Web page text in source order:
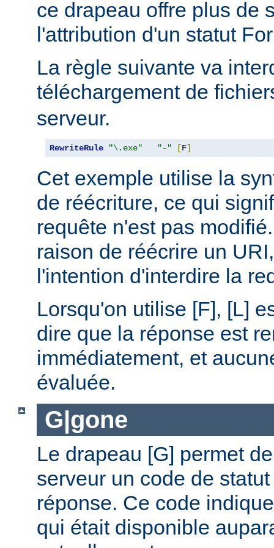
ce drapeau offre plus de
l'attribution d'un statut
La règle suivante va
téléchargement de
serveur.
RewriteRule "\.exe" "-" [F]
Cet exemple utilise la
de réécriture, ce qui
requête n'est pas
raison de réécrire un
l'intention d'interdire la
Lorsqu'on utilise [F], [L]
dire que la réponse est
immédiatement, et
évaluée.
G|gone
Le drapeau [G] permet
serveur un code de
réponse. Ce code
qui était disponible